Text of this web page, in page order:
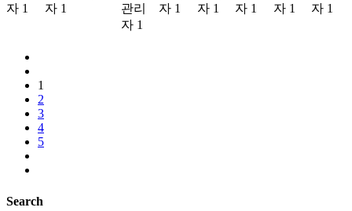
자 1
자 1
관리
자 1
자 1
자 1
자 1
자 1
자 1
1
2
3
4
5
Search